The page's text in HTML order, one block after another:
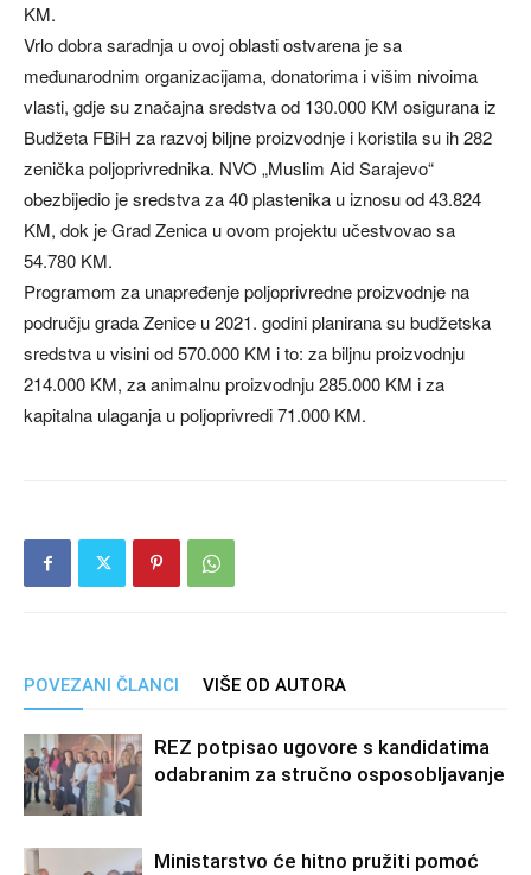
KM.
Vrlo dobra saradnja u ovoj oblasti ostvarena je sa
međunarodnim organizacijama, donatorima i višim nivoima
vlasti, gdje su značajna sredstva od 130.000 KM osigurana iz
Budžeta FBiH za razvoj biljne proizvodnje i koristila su ih 282
zenička poljoprivrednika. NVO „Muslim Aid Sarajevo“
obezbijedio je sredstva za 40 plastenika u iznosu od 43.824
KM, dok je Grad Zenica u ovom projektu učestvovao sa
54.780 KM.
Programom za unapređenje poljoprivredne proizvodnje na
području grada Zenice u 2021. godini planirana su budžetska
sredstva u visini od 570.000 KM i to: za biljnu proizvodnju
214.000 KM, za animalnu proizvodnju 285.000 KM i za
kapitalna ulaganja u poljoprivredi 71.000 KM.
POVEZANI ČLANCI VIŠE OD AUTORA
REZ potpisao ugovore s kandidatima
odabranim za stručno osposobljavanje
Ministarstvo će hitno pružiti pomoć